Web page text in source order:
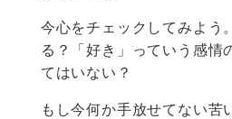
今心をチェックしてみよう
る？「好き」っていう感情
てはいない？
もし今何か手放せてない苦